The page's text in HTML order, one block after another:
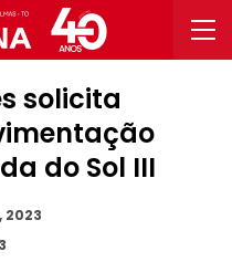
solicita
do Sol III
2023